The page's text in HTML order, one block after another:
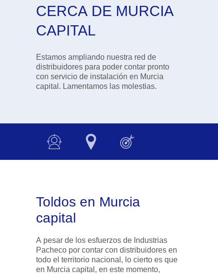
CERCA DE MURCIA
CAPITAL
Estamos ampliando nuestra red de
distribuidores para poder contar pronto
con servicio de instalación en Murcia
capital. Lamentamos las molestias.
Toldos en Murcia
capital
A pesar de los esfuerzos de Industrias
Pacheco por contar con distribuidores en
todo el territorio nacional, lo cierto es que
en Murcia capital, en este momento,